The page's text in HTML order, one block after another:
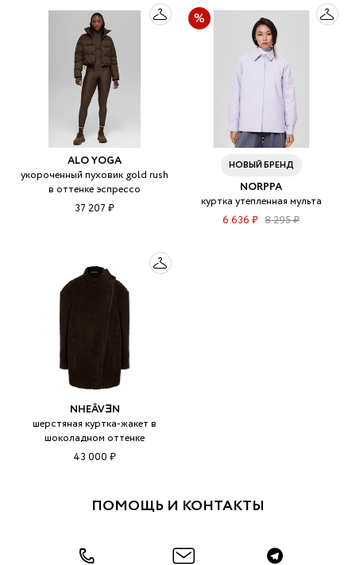
ALO YOGA
укороченный пуховик gold rush
в оттенке эспрессо
37 207 ₽
НОВЫЙ БРЕНД
NORPPA
куртка утепленная мульта
6 636 ₽ 8 295 ₽
NHEÂVƎN
шерстяная куртка-жакет в
шоколадном оттенке
43 000 ₽
ПОМОЩЬ И КОНТАКТЫ